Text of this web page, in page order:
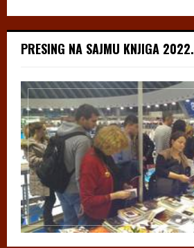
PRESING NA SAJMU KNJIGA 2022.